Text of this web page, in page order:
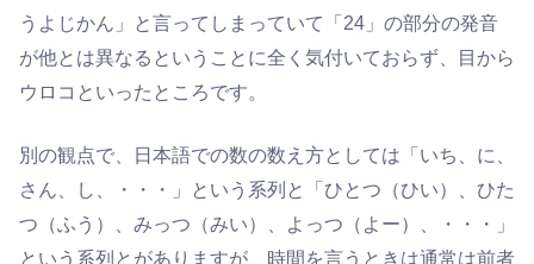
うよじかん」と言ってしまっていて「24」の部分の発音
が他とは異なるということに全く気付いておらず、目から
ウロコといったところです。
別の観点で、日本語での数の数え方としては「いち、に、
さん、し、・・・」という系列と「ひとつ（ひい）、ひた
つ（ふう）、みっつ（みい）、よっつ（よー）、・・・」
という系列とがありますが、時間を言うときは通常は前者